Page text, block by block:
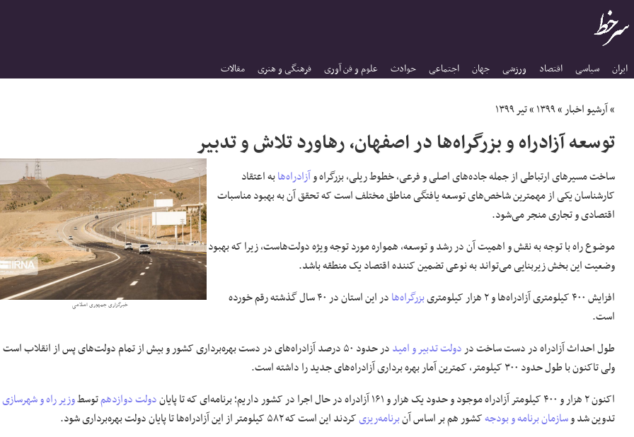
ایران سیاسی اقتصاد ورزشی جهان اجتماعی حوادث علوم و فن آوری فرهنگی و هنری مقالات
»آرشیو اخبار»۱۳۹۹»تیر ۱۳۹۹
توسعه آزادراه‌ و بزرگراه‌ها در اصفهان، رهاورد تلاش و تدبیر
خبرگزاری جمهوری اسلامی
ساخت مسیرهای ارتباطی از جمله جاده‌های اصلی و فرعی، خطوط ریلی، بزرگراه وآزادراه‌هابه اعتقاد
کارشناسان یکی از مهمترین شاخص‌های توسعه یافتگی مناطق مختلف است که تحقق آن به بهبود مناسبات
اقتصادی و تجاری منجر می‌شود.
موضوع راه با توجه به نقش و اهمیت آن در رشد و توسعه، همواره مورد توجه ویژه دولت‌هاست، زیرا که بهبود
وضعیت این بخش زیربنایی می‌تواند به نوعی تضمین کننده اقتصاد یک منطقه باشد.
افزایش ۴۰۰ کیلومتری آزادراه‌ها و ۲ هزار کیلومتری
بزرگراه‌ها
در این استان در ۴۰ سال گذشته رقم خورده
است.
طول احداث آزادراه در دست ساخت دردولت تدبیر و امید
در حدود ۵۰ درصد آزادراه‌های در دست بهره‌برداری کشور و بیش از تمام دولت‌های پس از انقلاب است
ولی تاکنون با طول حدود ۳۰۰ کیلومتر، کمترین آمار بهره برداری آزادراه‌های جدید را داشته است.
اکنون ۲ هزار و ۴۰۰ کیلومتر آزادراه موجود و حدود یک هزار و ۱۶۱ آزادراه در حال اجرا در کشور داریم؛ برنامه‌ای که تا پایان
دولت دوازدهمتوسطوزیر راه و شهرسازی
تدوین شد وسازمان برنامه و بودجهکشور هم بر اساس آنبرنامه‌ریزیکردند این است که ۵۸۲ کیلومتر از این آزادراه‌ها تا پایان دولت بهره‌برداری شود.